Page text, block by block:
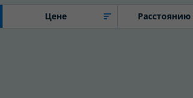
Цене Расстоянию